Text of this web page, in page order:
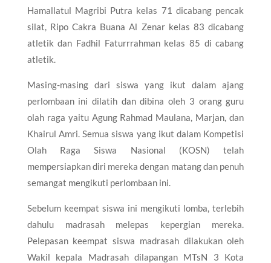
Hamallatul Magribi Putra kelas 71 dicabang pencak
silat, Ripo Cakra Buana Al Zenar kelas 83 dicabang
atletik dan Fadhil Faturrrahman kelas 85 di cabang
atletik.
Masing-masing dari siswa yang ikut dalam ajang
perlombaan ini dilatih dan dibina oleh 3 orang guru
olah raga yaitu Agung Rahmad Maulana, Marjan, dan
Khairul Amri. Semua siswa yang ikut dalam Kompetisi
Olah Raga Siswa Nasional (KOSN) telah
mempersiapkan diri mereka dengan matang dan penuh
semangat mengikuti perlombaan ini.
Sebelum keempat siswa ini mengikuti lomba, terlebih
dahulu madrasah melepas kepergian mereka.
Pelepasan keempat siswa madrasah dilakukan oleh
Wakil kepala Madrasah dilapangan MTsN 3 Kota